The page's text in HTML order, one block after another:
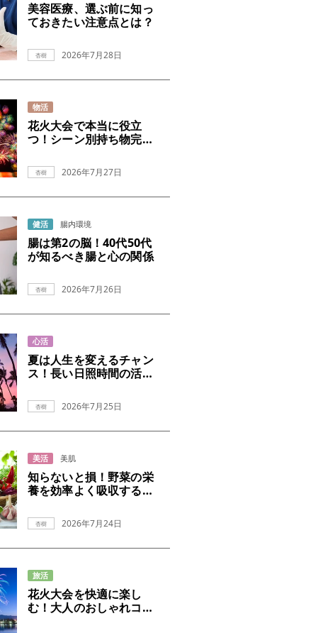
美容医療、選ぶ前に知っ
ておきたい注意点とは？
杏樹 2026年7月28日
物活
花火大会で本当に役立
つ！シーン別持ち物完全
杏樹 2026年7月27日
健活 腸内環境
腸は第2の脳！40代50代
が知るべき腸と心の関係
杏樹 2026年7月26日
心活
夏は人生を変えるチャン
ス！長い日照時間の活か
杏樹 2026年7月25日
美活 美肌
知らないと損！野菜の栄
養を効率よく吸収するコ
杏樹 2026年7月24日
旅活
花火大会を快適に楽し
む！大人のおしゃれコー